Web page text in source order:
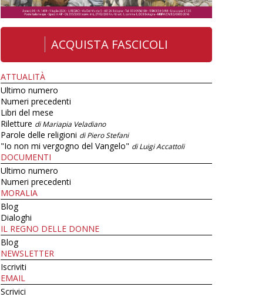
ACQUISTA FASCICOLI
ATTUALITÀ
Ultimo numero
Numeri precedenti
Libri del mese
Riletture di Mariapia Veladiano
Parole delle religioni di Piero Stefani
"Io non mi vergogno del Vangelo" di Luigi Accattoli
DOCUMENTI
Ultimo numero
Numeri precedenti
MORALIA
Blog
Dialoghi
IL REGNO DELLE DONNE
Blog
NEWSLETTER
Iscriviti
EMAIL
Scrivici